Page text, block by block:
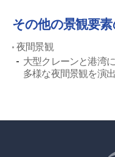
その他の景観要
夜間景観
大型クレーンと港湾
多様な夜間景観を演出